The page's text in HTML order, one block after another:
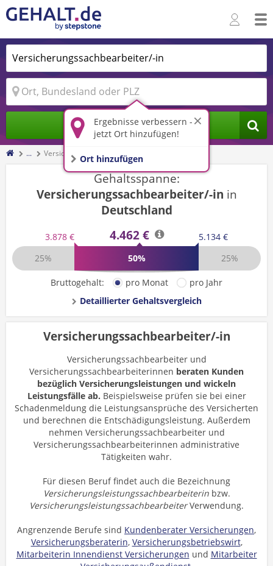
Ergebnisse verbessern -
jetzt Ort hinzufügen!
Ort hinzufügen
Jobs finden
... Versicherungssachbearbeiter/-in
Gehaltsspanne:
Versicherungssachbearbeiter/-in in
Deutschland
3.878 € 4.462 €
5.134 €
25%
50% 25%
Bruttogehalt: pro Monat
pro Jahr
Detaillierter Gehaltsvergleich
Versicherungssachbearbeiter/-in
Versicherungssachbearbeiter und
Versicherungssachbearbeiterinnen beraten Kunden
bezüglich Versicherungsleistungen und wickeln
Leistungsfälle ab. Beispielsweise prüfen sie bei einer
Schadenmeldung die Leistungsansprüche des Versicherten
und berechnen die Entschädigungsleistung. Außerdem
nehmen Versicherungssachbearbeiter und
Versicherungssachbearbeiterinnen administrative
Tätigkeiten wahr.
Für diesen Beruf findet auch die Bezeichnung
Versicherungsleistungssachbearbeiterin bzw.
VersicherungsleistungssachbearbeiterVerwendung.
Angrenzende Berufe sind Kundenberater Versicherungen,
Versicherungsberaterin, Versicherungsbetriebswirt,
Mitarbeiterin Innendienst Versicherungen und Mitarbeiter